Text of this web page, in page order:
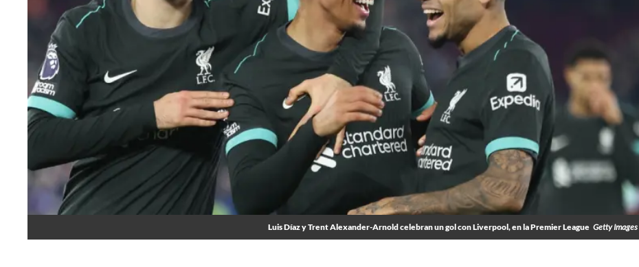
Luis Díaz y Trent Alexander-Arnold celebran un gol con Liverpool, en la Premier League Getty Images